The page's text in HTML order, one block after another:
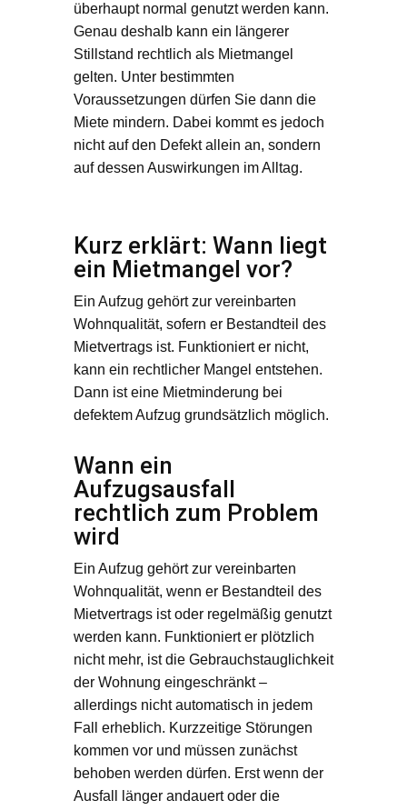
überhaupt normal genutzt werden kann.
Genau deshalb kann ein längerer
Stillstand rechtlich als Mietmangel
gelten. Unter bestimmten
Voraussetzungen dürfen Sie dann die
Miete mindern. Dabei kommt es jedoch
nicht auf den Defekt allein an, sondern
auf dessen Auswirkungen im Alltag.
Kurz erklärt: Wann liegt
ein Mietmangel vor?
Ein Aufzug gehört zur vereinbarten
Wohnqualität, sofern er Bestandteil des
Mietvertrags ist. Funktioniert er nicht,
kann ein rechtlicher Mangel entstehen.
Dann ist eine Mietminderung bei
defektem Aufzug grundsätzlich möglich.
Wann ein
Aufzugsausfall
rechtlich zum Problem
wird
Ein Aufzug gehört zur vereinbarten
Wohnqualität, wenn er Bestandteil des
Mietvertrags ist oder regelmäßig genutzt
werden kann. Funktioniert er plötzlich
nicht mehr, ist die Gebrauchstauglichkeit
der Wohnung eingeschränkt –
allerdings nicht automatisch in jedem
Fall erheblich. Kurzzeitige Störungen
kommen vor und müssen zunächst
behoben werden dürfen. Erst wenn der
Ausfall länger andauert oder die